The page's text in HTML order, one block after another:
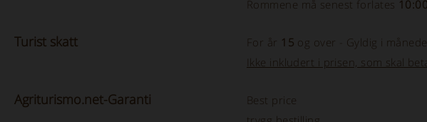
Rommene må senest forlates 10:00
Turist skatt For år 15 og over - Gyldig i
Ikke inkludert i prisen, som skal
Agriturismo.net-Garanti
Best price